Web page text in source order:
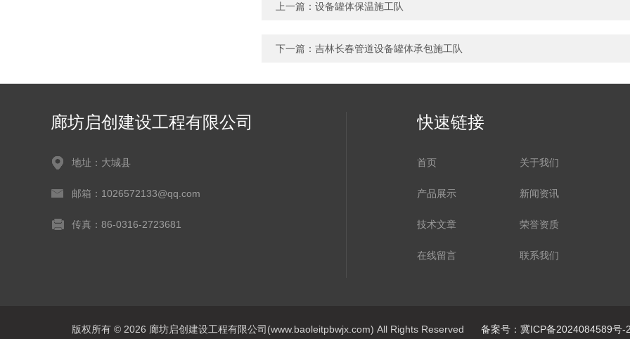
上一篇： 设备罐体保温施工队
下一篇： 吉林长春管道设备罐体承包施工队
廊坊启创建设工程有限公司
地址：大城县
邮箱：1026572133@qq.com
传真：86-0316-2723681
快速链接
首页 关于我们
产品展示 新闻资讯
技术文章 荣誉资质
在线留言 联系我们
版权所有 © 2026 廊坊启创建设工程有限公司(www.baoleitpbwjx.com) All Rights Reserved 备案号：冀ICP备2024084589号-